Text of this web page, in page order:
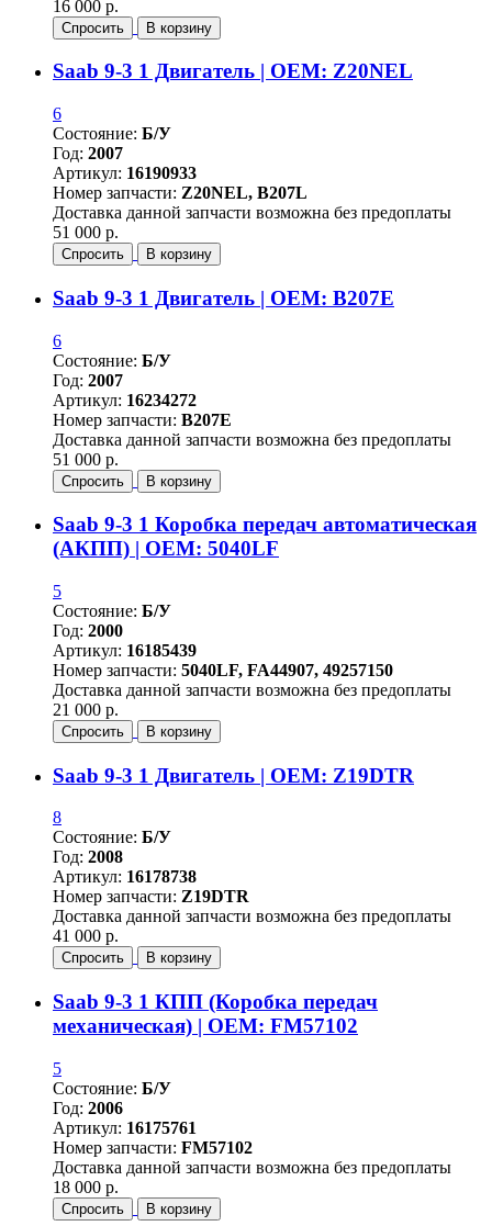
16 000 р.
Спросить В корзину
Saab 9-3 1 Двигатель | OEM: Z20NEL
6
Состояние: Б/У
Год: 2007
Артикул: 16190933
Номер запчасти: Z20NEL, B207L
Доставка данной запчасти возможна без предоплаты
51 000 р.
Спросить В корзину
Saab 9-3 1 Двигатель | OEM: B207E
6
Состояние: Б/У
Год: 2007
Артикул: 16234272
Номер запчасти: B207E
Доставка данной запчасти возможна без предоплаты
51 000 р.
Спросить В корзину
Saab 9-3 1 Коробка передач автоматическая
(АКПП) | OEM: 5040LF
5
Состояние: Б/У
Год: 2000
Артикул: 16185439
Номер запчасти: 5040LF, FA44907, 49257150
Доставка данной запчасти возможна без предоплаты
21 000 р.
Спросить В корзину
Saab 9-3 1 Двигатель | OEM: Z19DTR
8
Состояние: Б/У
Год: 2008
Артикул: 16178738
Номер запчасти: Z19DTR
Доставка данной запчасти возможна без предоплаты
41 000 р.
Спросить В корзину
Saab 9-3 1 КПП (Коробка передач
механическая) | OEM: FM57102
5
Состояние: Б/У
Год: 2006
Артикул: 16175761
Номер запчасти: FM57102
Доставка данной запчасти возможна без предоплаты
18 000 р.
Спросить В корзину